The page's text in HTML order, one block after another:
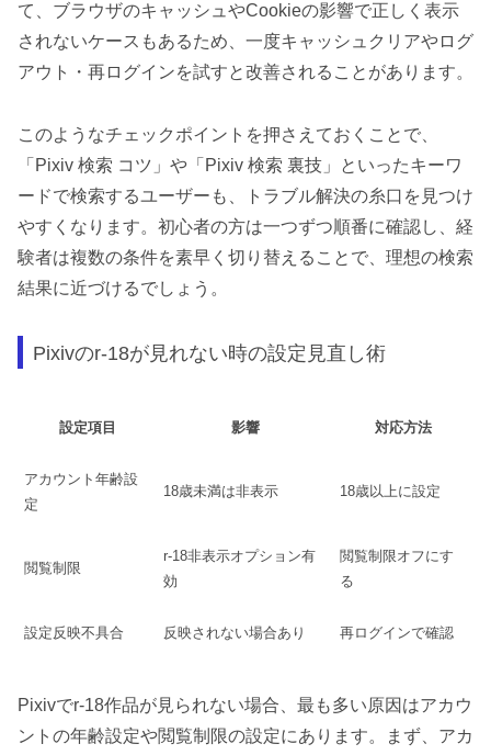
て、ブラウザのキャッシュやCookieの影響で正しく表示
されないケースもあるため、一度キャッシュクリアやログ
アウト・再ログインを試すと改善されることがあります。
このようなチェックポイントを押さえておくことで、
「Pixiv 検索 コツ」や「Pixiv 検索 裏技」といったキーワ
ードで検索するユーザーも、トラブル解決の糸口を見つけ
やすくなります。初心者の方は一つずつ順番に確認し、経
験者は複数の条件を素早く切り替えることで、理想の検索
結果に近づけるでしょう。
Pixivのr-18が見れない時の設定見直し術
設定項目 影響 対応方法
アカウント年齢設
定
18歳未満は非表示 18歳以上に設定
閲覧制限
r-18非表示オプション有
効
閲覧制限オフにす
る
設定反映不具合 反映されない場合あり 再ログインで確認
Pixivでr-18作品が見られない場合、最も多い原因はアカウ
ントの年齢設定や閲覧制限の設定にあります。まず、アカ